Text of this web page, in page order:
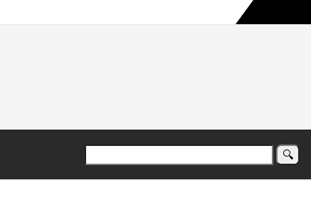
campanha humanitária já registrada no país